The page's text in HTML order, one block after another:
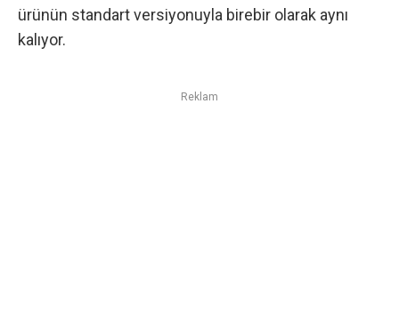
ürünün standart versiyonuyla birebir olarak aynı
kalıyor.
Reklam